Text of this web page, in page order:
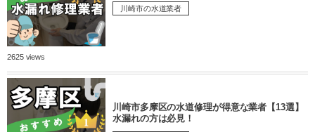
川崎市の水道業者
2625 views
川崎市多摩区の水道修理が得意な業者【13選】
水漏れの方は必見！